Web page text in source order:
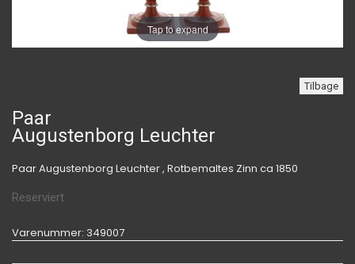
Tap to expand
Tilbage
Paar
Augustenborg Leuchter
Paar Augustenborg Leuchter , Rotbemaltes Zinn ca 1850
Reserviert
Varenummer: 349007